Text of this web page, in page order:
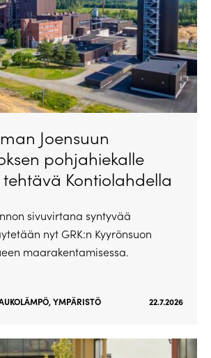
Joensuun
pohjahiekalle
tehtävä Kontiolahdella
sivuvirtana syntyvää
nyt GRK:n Kyyrönsuon
maarakentamisessa.
,YMPÄRISTÖ 22.7.2026